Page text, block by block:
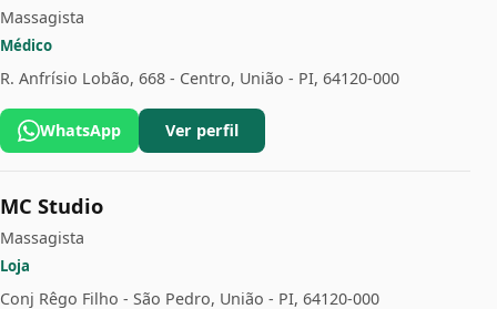
Massagista
Médico
R. Anfrísio Lobão, 668 - Centro, União - PI, 64120-000
WhatsApp Ver perfil
MC Studio
Massagista
Loja
Conj Rêgo Filho - São Pedro, União - PI, 64120-000